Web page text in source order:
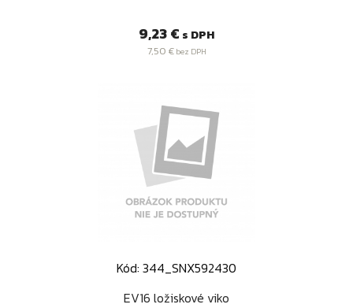
Cena
9,23 € s DPH
7,50 €bez DPH
Kód: 344_SNX592430
EV16 ložiskové viko